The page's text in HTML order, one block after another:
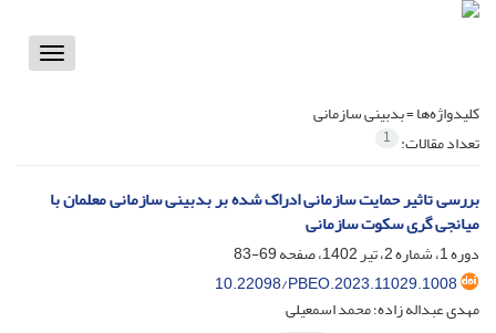
Toggle
کلیدواژه‌ها =بدبینی سازمانی
تعداد مقالات: 1
بررسی تاثیر حمایت سازمانی ادراک شده بر بدبینی سازمانی معلمان با
میانجی گری سکوت سازمانی
دوره 1، شماره 2، تیر 1402، صفحه
69-83
10.22098/PBEO.2023.11029.1008
مهدی عبداله زاده؛ محمد اسمعیلی